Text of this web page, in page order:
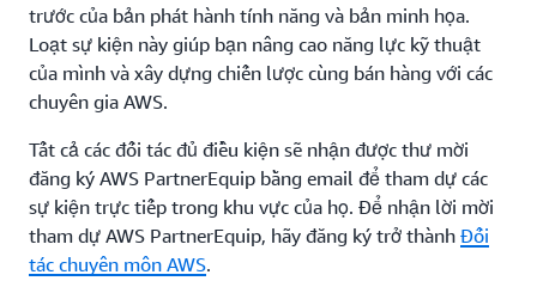
trước của bản phát hành tính năng và bản minh họa.
Loạt sự kiện này giúp bạn nâng cao năng lực kỹ thuật
của mình và xây dựng chiến lược cùng bán hàng với các
chuyên gia AWS.
Tất cả các đối tác đủ điều kiện sẽ nhận được thư mời
đăng ký AWS PartnerEquip bằng email để tham dự các
sự kiện trực tiếp trong khu vực của họ. Để nhận lời mời
tham dự AWS PartnerEquip, hãy đăng ký trở thành Đối
tác chuyên môn AWS.